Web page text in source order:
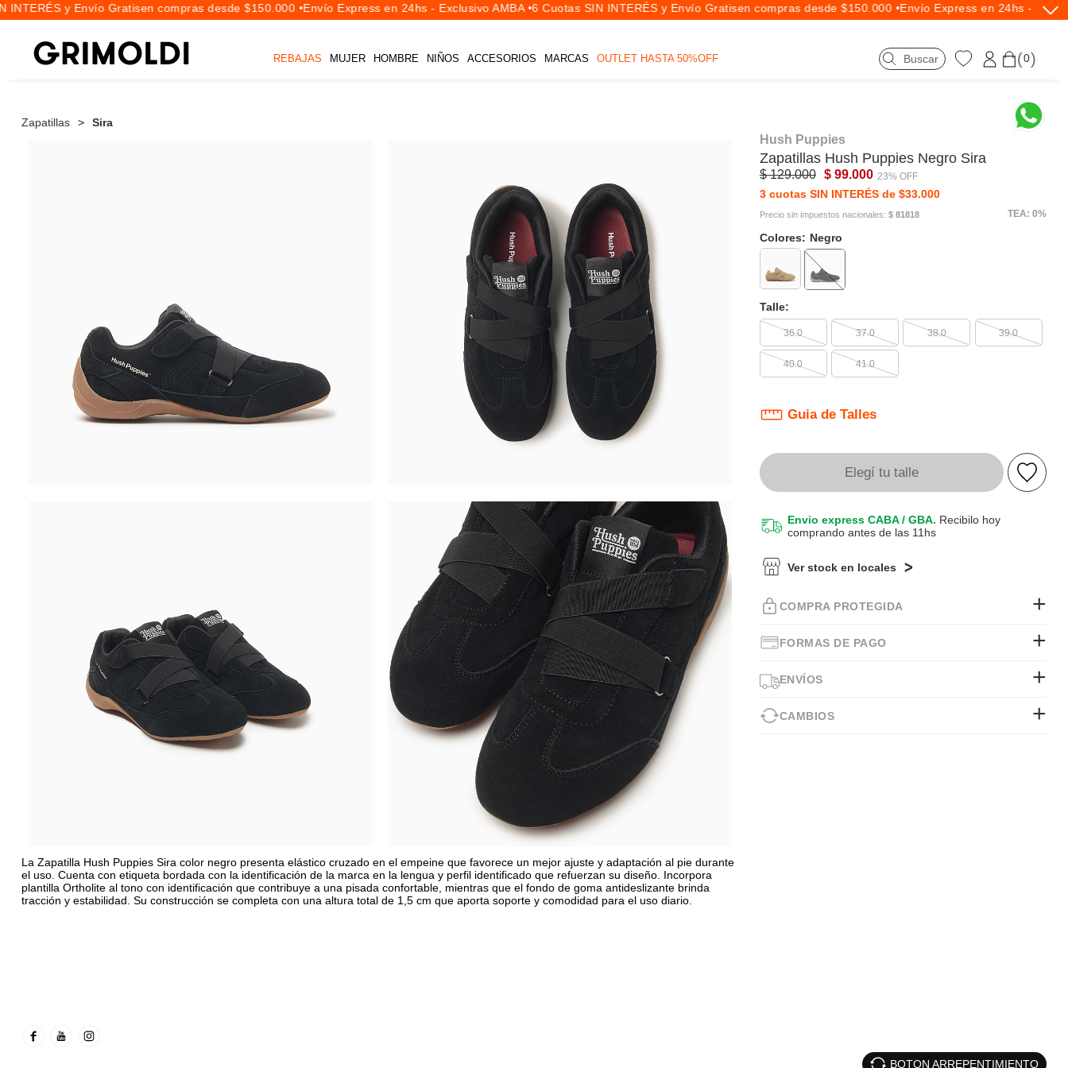
REBAJAS MUJER HOMBRE NIÑOS ACCESORIOS MARCAS OUTLET HASTA 50%OFF
y Envío Gratisen compras desde $150.000 •Envío Express en 24hs - Exclusivo AMBA •6 Cuotas SIN INTERÉS y Envío Gratisen compras desde $150.000 •Envío Express en 24hs -
0
Zapatillas Sira
La Zapatilla Hush Puppies Sira color negro presenta elástico cruzado en el empeine que favorece un mejor ajuste y adaptación al pie durante
el uso. Cuenta con etiqueta bordada con la identificación de la marca en la lengua y perfil identificado que refuerzan su diseño. Incorpora
plantilla Ortholite al tono con identificación que contribuye a una pisada confortable, mientras que el fondo de goma antideslizante brinda
tracción y estabilidad. Su construcción se completa con una altura total de 1,5 cm que aporta soporte y comodidad para el uso diario.
Hush Puppies
Zapatillas Hush Puppies Negro Sira
$ 129.000 $ 99.000 23% OFF
3 cuotas SIN INTERÉS de $33.000
Precio sin impuestos nacionales: $ 81818 TEA: 0%
Colores: Negro
Talle:
36.0 37.0 38.0 39.0
40.0 41.0
Guia de Talles
Elegí tu talle
Envio express CABA / GBA. Recibilo hoy
comprando antes de las 11hs
Ver stock en locales
COMPRA PROTEGIDA
FORMAS DE PAGO
ENVÍOS
CAMBIOS
BOTON ARREPENTIMIENTO